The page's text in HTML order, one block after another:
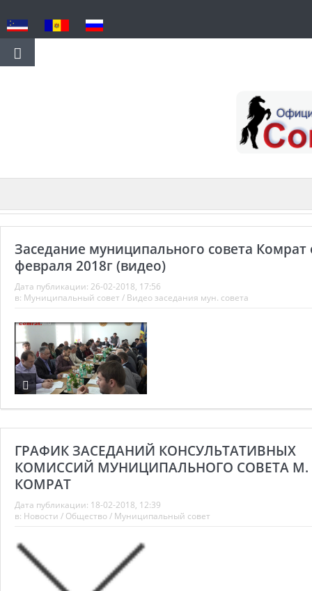
Заседание муниципального совета Комрат
февраля 2018г (видео)
Дата публикации: 26-02-2018, 17:56
в: Муниципальный совет / Видео заседания мун. совета
ГРАФИК ЗАСЕДАНИЙ КОНСУЛЬТАТИВНЫХ
КОМИССИЙ МУНИЦИПАЛЬНОГО СОВЕТА М.
КОМРАТ
Дата публикации: 18-02-2018, 12:39
в: Новости / Общество/ Муниципальный совет